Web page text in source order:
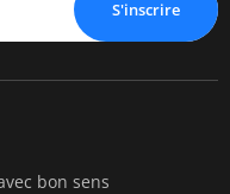
S'inscrire
bon sens